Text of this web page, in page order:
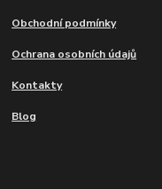
Obchodní podmínky
Ochrana osobních údajů
Kontakty
Blog